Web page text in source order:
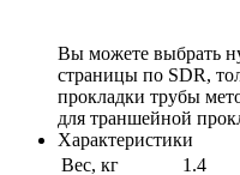
Вы можете выбрать
страницы по SDR,
прокладки трубы
для траншейной
Характеристики
Вес, кг
1.4